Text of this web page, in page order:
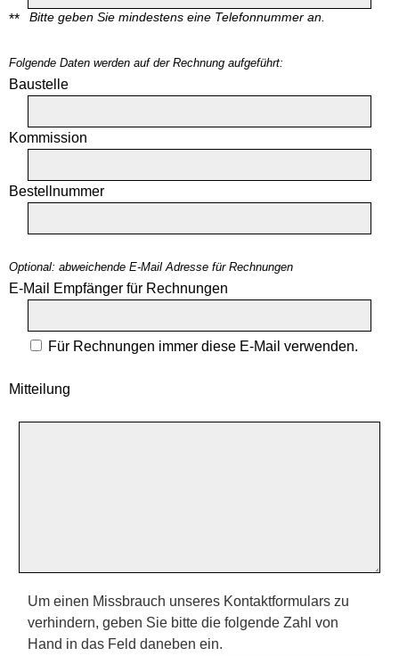
** Bitte geben Sie mindestens eine Telefonnummer an.
Folgende Daten werden auf der Rechnung aufgeführt:
Baustelle
Kommission
Bestellnummer
Optional: abweichende E-Mail Adresse für Rechnungen
E-Mail Empfänger für Rechnungen
Für Rechnungen immer diese E-Mail verwenden.
Mitteilung
Um einen Missbrauch unseres Kontaktformulars zu
verhindern, geben Sie bitte die folgende Zahl von
Hand in das Feld daneben ein.